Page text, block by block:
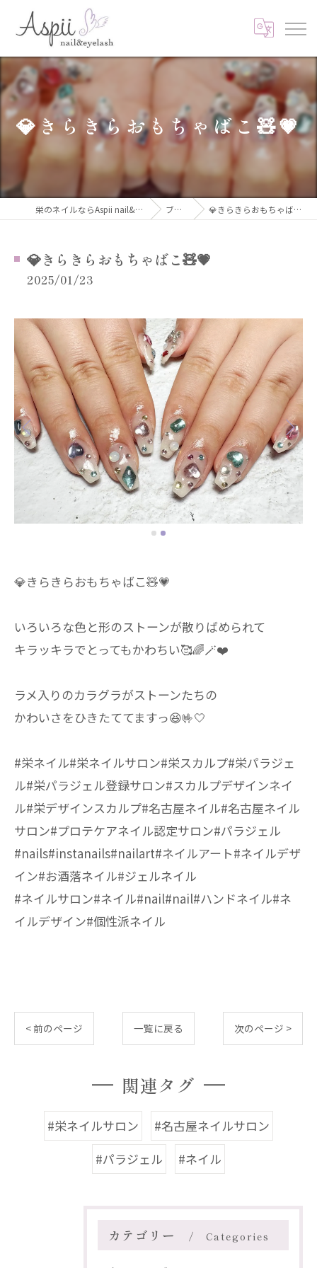
💎きらきらおもちゃばこ🧸💗
栄のネイルならAspii nail&eyelash ブログ 💎きらきらおもちゃばこ🧸💗
💎きらきらおもちゃばこ🧸💗
2025/01/23
💎きらきらおもちゃばこ🧸💗
いろいろな色と形のストーンが散りばめられて
キラッキラでとってもかわちい🥰🌈🪄❤️
ラメ入りのカラグラがストーンたちの
かわいさをひきたててますっ😆🤟🤍
#栄ネイル#栄ネイルサロン#栄スカルプ#栄パラジェ
ル#栄パラジェル登録サロン#スカルプデザインネイ
ル#栄デザインスカルプ#名古屋ネイル#名古屋ネイル
サロン#プロテケアネイル認定サロン#パラジェル
#nails#instanails#nailart#ネイルアート#ネイルデザ
イン#お酒落ネイル#ジェルネイル
#ネイルサロン#ネイル#nail#nail#ハンドネイル#ネ
イルデザイン#個性派ネイル
< 前のページ 一覧に戻る 次のページ >
関連タグ
#栄ネイルサロン
#名古屋ネイルサロン
#パラジェル
#ネイル
カテゴリー Categories